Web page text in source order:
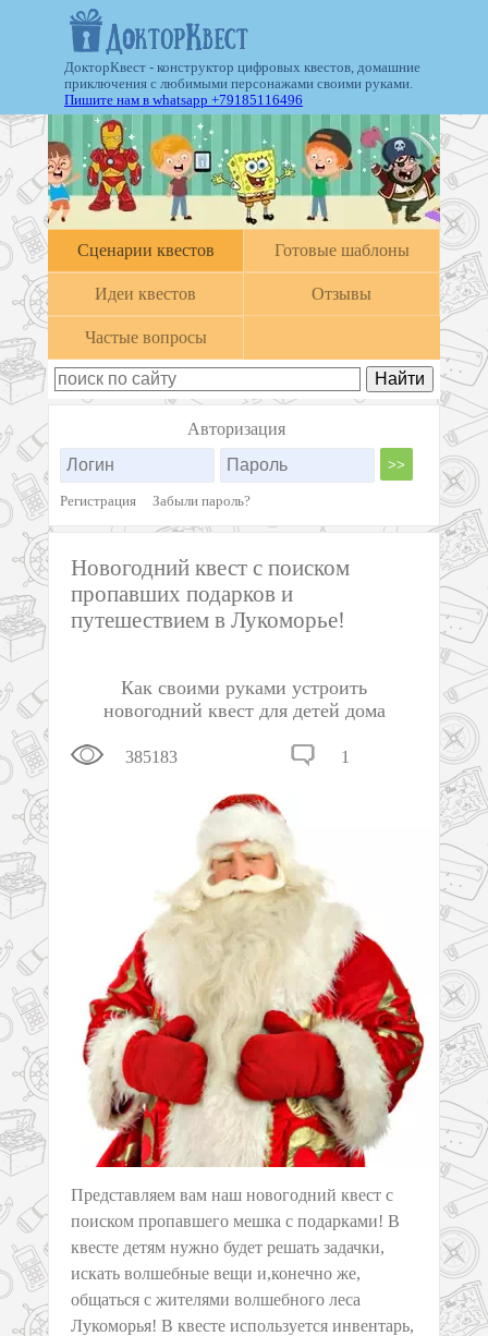
ДокторКвест - конструктор цифровых квестов, домашние
приключения с любимыми персонажами своими руками.
Пишите нам в whatsapp +79185116496
Cценарии квестов Готовые шаблоны
Идеи квестов Отзывы
Частые вопросы
Авторизация
Регистрация Забыли пароль?
Новогодний квест с поиском
пропавших подарков и
путешествием в Лукоморье!
Как своими руками устроить
новогодний квест для детей дома
385183 1
Представляем вам наш новогодний квест с
поиском пропавшего мешка с подарками! В
квесте детям нужно будет решать задачки,
искать волшебные вещи и,конечно же,
общаться с жителями волшебного леса
Лукоморья! В квесте используется инвентарь,